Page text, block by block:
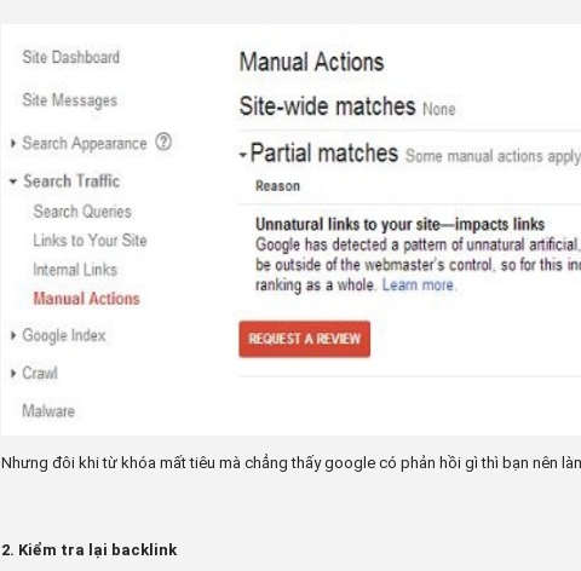
Nhưng đôi khi từ khóa mất tiêu mà chẳng thấy google có phản hồi gì thì bạn nên
2. Kiểm tra lại backlink